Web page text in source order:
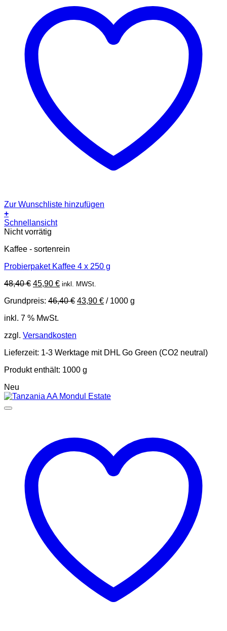
Zur Wunschliste hinzufügen
+
Schnellansicht
Nicht vorrätig
Kaffee - sortenrein
Probierpaket Kaffee 4 x 250 g
48,40€ Ursprünglicher
war:
45,90 €Aktueller
ist:
inkl. MWSt.
Grundpreis: 46,40€ 43,90 € / 1000 g
inkl. 7 % MwSt.
zzgl. Versandkosten
Lieferzeit: 1-3 Werktage mit DHL Go Green (CO2 neutral)
Produkt enthält: 1000 g
Neu